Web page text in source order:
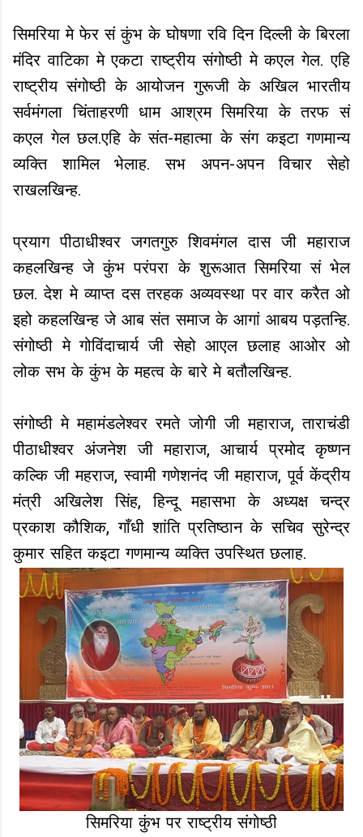
सिमरिया मे फेर सं कुंभ के घोषणा रवि दिन दिल्ली के बिरला
मंदिर वाटिका मे एकटा राष्ट्रीय संगोष्ठी मे कएल गेल. एहि
राष्ट्रीय संगोष्ठी के आयोजन गुरूजी के अखिल भारतीय
सर्वमंगला चिंताहरणी धाम आश्रम सिमरिया के तरफ सं
कएल गेल छल.एहि के संत-महात्मा के संग कइटा गणमान्य
व्यक्ति शामिल भेलाह. सभ अपन-अपन विचार सेहो
राखलखिन्ह.
प्रयाग पीठाधीश्वर जगतगुरु शिवमंगल दास जी महाराज
कहलखिन्ह जे कुंभ परंपरा के शुरूआत सिमरिया सं भेल
छल. देश मे व्याप्त दस तरहक अव्यवस्था पर वार करैत ओ
इहो कहलखिन्ह जे आब संत समाज के आगां आबय पड़तन्हि.
संगोष्ठी मे गोविंदाचार्य जी सेहो आएल छलाह आओर ओ
लोक सभ के कुंभ के महत्व के बारे मे बतौलखिन्ह.
संगोष्ठी मे महामंडलेश्वर रमते जोगी जी महाराज, ताराचंडी
पीठाधीश्वर अंजनेश जी महाराज, आचार्य प्रमोद कृष्णन
कल्कि जी महराज, स्वामी गणेशनंद जी महाराज, पूर्व केंद्रीय
मंत्री अखिलेश सिंह, हिन्दू महासभा के अध्यक्ष चन्द्र
प्रकाश कौशिक, गाँधी शांति प्रतिष्ठान के सचिव सुरेन्द्र
कुमार सहित कइटा गणमान्य व्यक्ति उपस्थित छलाह.
सिमरिया कुंभ पर राष्ट्रीय संगोष्ठी